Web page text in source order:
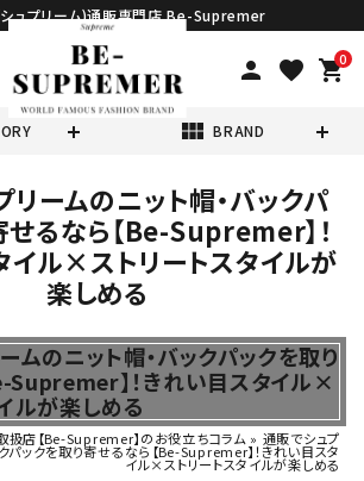
ュプリーム)通販専門店 Be-Supremer
person favorite 0
shopping_cart
view_module BRAND
せん。
リームのニット帽・バックパ
るなら【Be-Supremer】！
イル×ストリートスタイルが
楽しめる
ムのニット帽・バックパックを取り
Supremer】！きれい目スタイル×
ルが楽しめる
店【Be-Supremer】のお役立ちコラム » 通販でシュプ
パックを取り寄せるなら【Be-Supremer】！きれい目スタ
イル×ストリートスタイルが楽しめる